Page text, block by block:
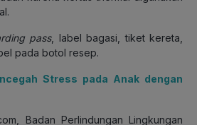
pass, label bagasi, tiket kereta,
pada botol resep.
Stress pada Anak dengan
Badan Perlindungan Lingkungan